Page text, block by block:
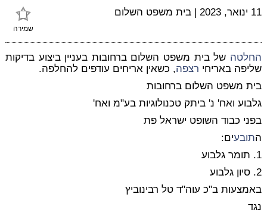
שמירה
11 ינואר, 2023 | בית משפט השלום
החלטה של בית משפט השלום ברחובות בעניין ביצוע בדיקות
שליפה באריחי רצפה, כשאין אריחים עודפים להחלפה.
בית משפט השלום ברחובות
גלבוע ואח' נ' ביתק טכנולוגיות בע"מ ואח'
בפני כבוד השופט ישראל פת
התובעים:
1. תומר גלבוע
2. סיון גלבוע
באמצעות ב"כ עוה"ד טל רבינוביץ
נגד